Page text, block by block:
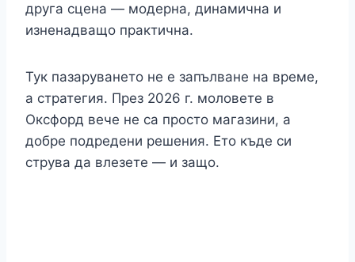
друга сцена — модерна, динамична и
изненадващо практична.
Тук пазаруването не е запълване на време,
а стратегия. През 2026 г. моловете в
Оксфорд вече не са просто магазини, а
добре подредени решения. Ето къде си
струва да влезете — и защо.